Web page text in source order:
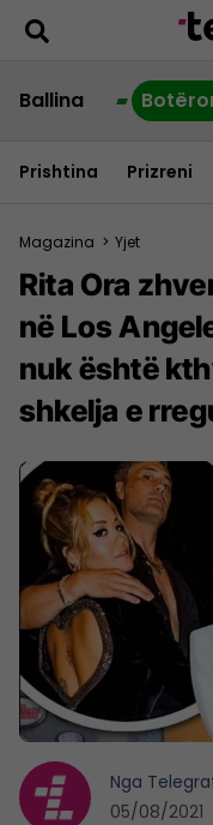
Ballina
Prishtina Prizreni
Magazina > Yjet
Rita Ora
në Los
nuk është
shkelja e
Nga
05/08/2021